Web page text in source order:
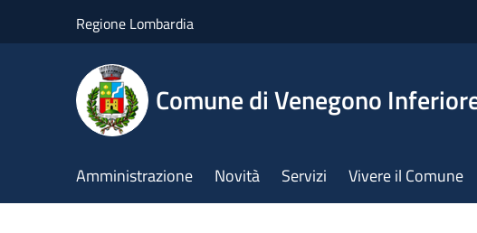
Regione Lombardia
Comune di Venegono
Amministrazione Novità Servizi Vivere il Comune